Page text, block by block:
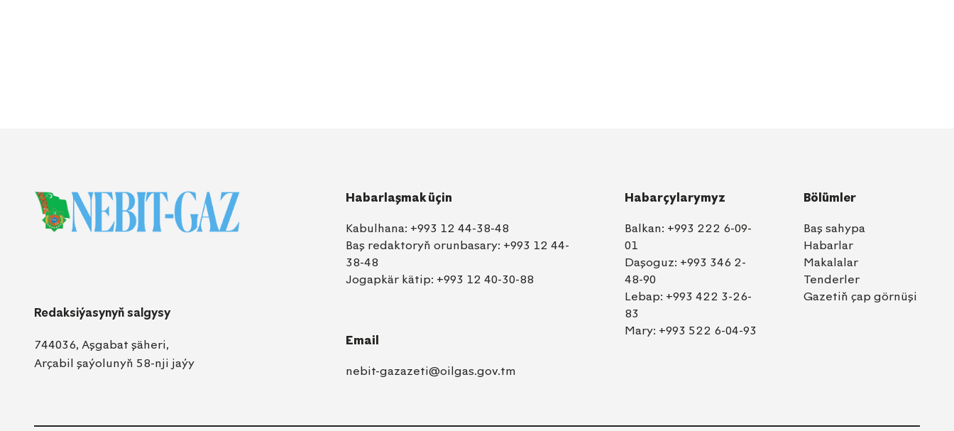
Redaksiýasynyň salgysy
744036, Aşgabat şäheri,
Arçabil şaýolunyň 58-nji jaýy
Habarlaşmak üçin
Kabulhana: +993 12 44-38-48
Baş redaktoryň orunbasary: +993 12 44-
38-48
Jogapkär kätip: +993 12 40-30-88
Email
nebit-gazazeti@oilgas.gov.tm
Habarçylarymyz
Balkan: +993 222 6-09-
01
Daşoguz: +993 346 2-
48-90
Lebap: +993 422 3-26-
83
Mary: +993 522 6-04-93
Bölümler
Baş sahypa
Habarlar
Makalalar
Tenderler
Gazetiň çap görnüşi